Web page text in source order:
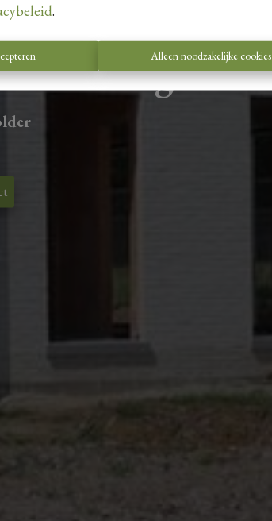
.
Alleen noodzakelijke cookies